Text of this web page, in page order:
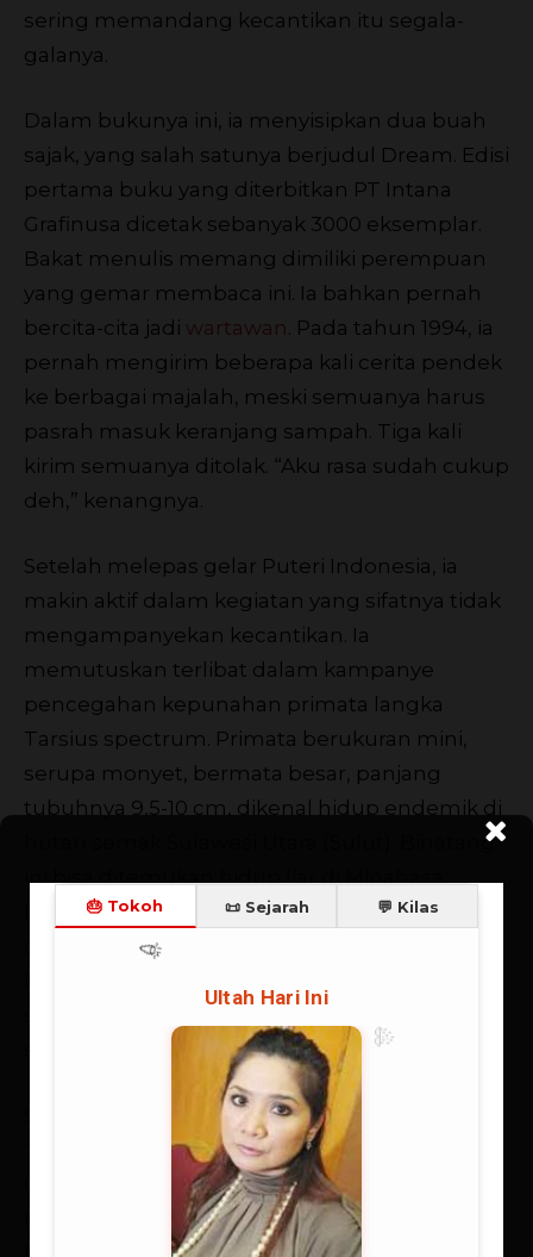
sering memandang kecantikan itu segala-
galanya.
Dalam bukunya ini, ia menyisipkan dua buah
sajak, yang salah satunya berjudul Dream. Edisi
pertama buku yang diterbitkan PT Intana
Grafinusa dicetak sebanyak 3000 eksemplar.
Bakat menulis memang dimiliki perempuan
yang gemar membaca ini. Ia bahkan pernah
bercita-cita jadi wartawan . Pada tahun 1994, ia
pernah mengirim beberapa kali cerita pendek
ke berbagai majalah, meski semuanya harus
pasrah masuk keranjang sampah. Tiga kali
kirim semuanya ditolak. “Aku rasa sudah cukup
deh,” kenangnya.
Setelah melepas gelar Puteri Indonesia, ia
makin aktif dalam kegiatan yang sifatnya tidak
mengampanyekan kecantikan. Ia
memutuskan terlibat dalam kampanye
pencegahan kepunahan primata langka
Tarsius spectrum. Primata berukuran mini,
serupa monyet, bermata besar, panjang
tubuhnya 9,5-10 cm, dikenal hidup endemik di
hutan semak Sulawesi Utara (Sulut). Binatang
Bitung, Dumoga, dan Gorontalo. Bahasa
setempat menyebutnya “tangkasi”. Spesies
Sejak tahun 1990, Tarsius telah masuk dalam
“daftar merah” IUCN (International Union for
Conservation of Nature and Natural
Resources)-lembaga internasional yang